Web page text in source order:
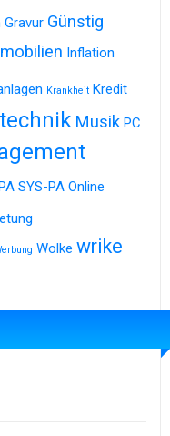
Gravur Günstig
Inflation
Krankheit Kredit
Musik PC
SYS-PA Online
Wolke wrike